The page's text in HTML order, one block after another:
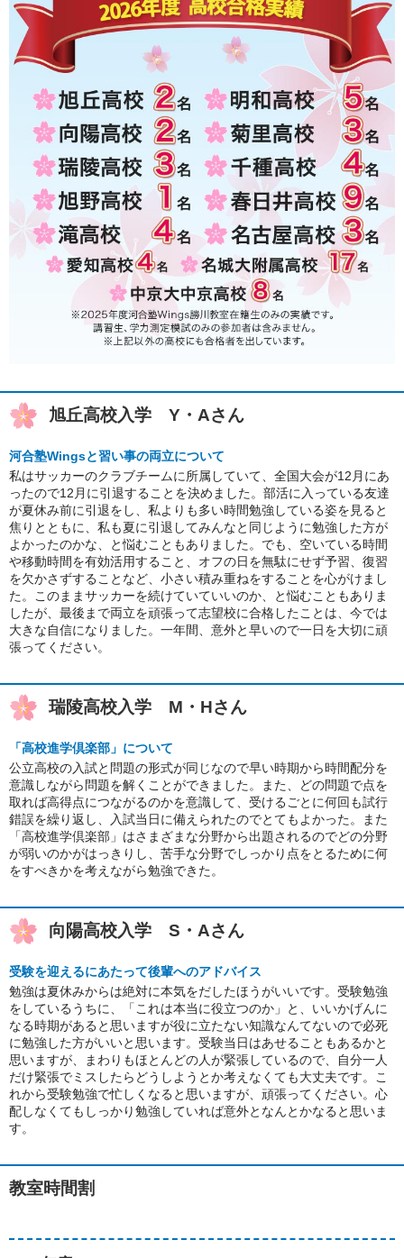
旭丘高校入学 Y・Aさん
河合塾Wingsと習い事の両立について
私はサッカーのクラブチームに所属していて、全国大会が12月にあ
ったので12月に引退することを決めました。部活に入っている友達
が夏休み前に引退をし、私よりも多い時間勉強している姿を見ると
焦りとともに、私も夏に引退してみんなと同じように勉強した方が
よかったのかな、と悩むこともありました。でも、空いている時間
や移動時間を有効活用すること、オフの日を無駄にせず予習、復習
を欠かさずすることなど、小さい積み重ねをすることを心がけまし
た。このままサッカーを続けていていいのか、と悩むこともありま
したが、最後まで両立を頑張って志望校に合格したことは、今では
大きな自信になりました。一年間、意外と早いので一日を大切に頑
張ってください。
瑞陵高校入学 M・Hさん
「高校進学倶楽部」について
公立高校の入試と問題の形式が同じなので早い時期から時間配分を
意識しながら問題を解くことができました。また、どの問題で点を
取れば高得点につながるのかを意識して、受けるごとに何回も試行
錯誤を繰り返し、入試当日に備えられたのでとてもよかった。また
「高校進学倶楽部」はさまざまな分野から出題されるのでどの分野
が弱いのかがはっきりし、苦手な分野でしっかり点をとるために何
をすべきかを考えながら勉強できた。
向陽高校入学 S・Aさん
受験を迎えるにあたって後輩へのアドバイス
勉強は夏休みからは絶対に本気をだしたほうがいいです。受験勉強
をしているうちに、「これは本当に役立つのか」と、いいかげんに
なる時期があると思いますが役に立たない知識なんてないので必死
に勉強した方がいいと思います。受験当日はあせることもあるかと
思いますが、まわりもほとんどの人が緊張しているので、自分一人
だけ緊張でミスしたらどうしようとか考えなくても大丈夫です。こ
れから受験勉強で忙しくなると思いますが、頑張ってください。心
配しなくてもしっかり勉強していれば意外となんとかなると思いま
す。
教室時間割